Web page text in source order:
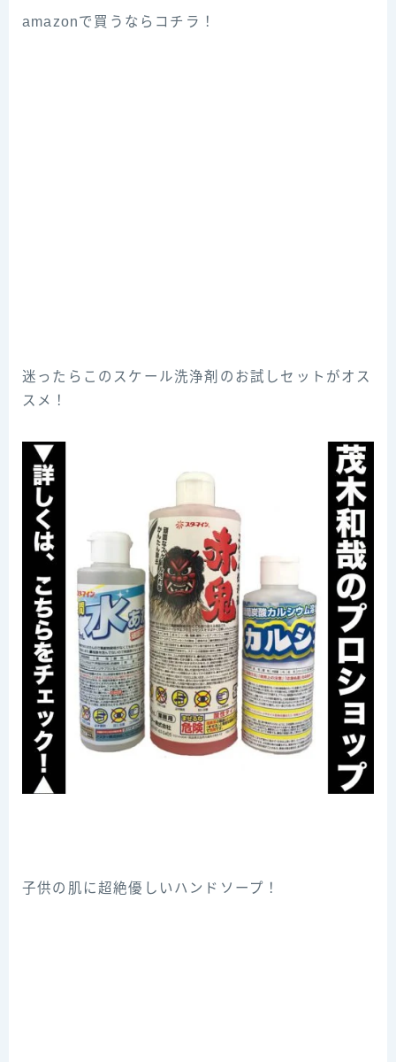
amazonで買うならコチラ！
迷ったらこのスケール洗浄剤のお試しセットがオス
スメ！
子供の肌に超絶優しいハンドソープ！